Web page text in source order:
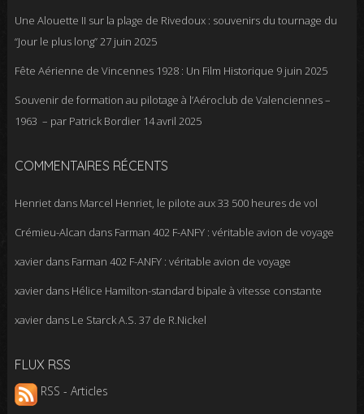
Une Alouette II sur la plage de Rivedoux : souvenirs du tournage du
“Jour le plus long”27 juin 2025
Fête Aérienne de Vincennes 1928 : Un Film Historique 9 juin 2025
Souvenir de formation au pilotage à l’Aéroclub de Valenciennes –
1963 – par Patrick Bordier 14 avril 2025
COMMENTAIRES RÉCENTS
Henrietdans Marcel Henriet, le pilote aux 33 500 heures de vol
Crémieu-Alcan dans Farman 402 F-ANFY : véritable avion de voyage
xavierdans Farman 402 F-ANFY : véritable avion de voyage
xavierdans Hélice Hamilton-standard bipale à vitesse constante
xavierdans Le Starck A.S. 37 de R.Nickel
FLUX RSS
RSS - Articles